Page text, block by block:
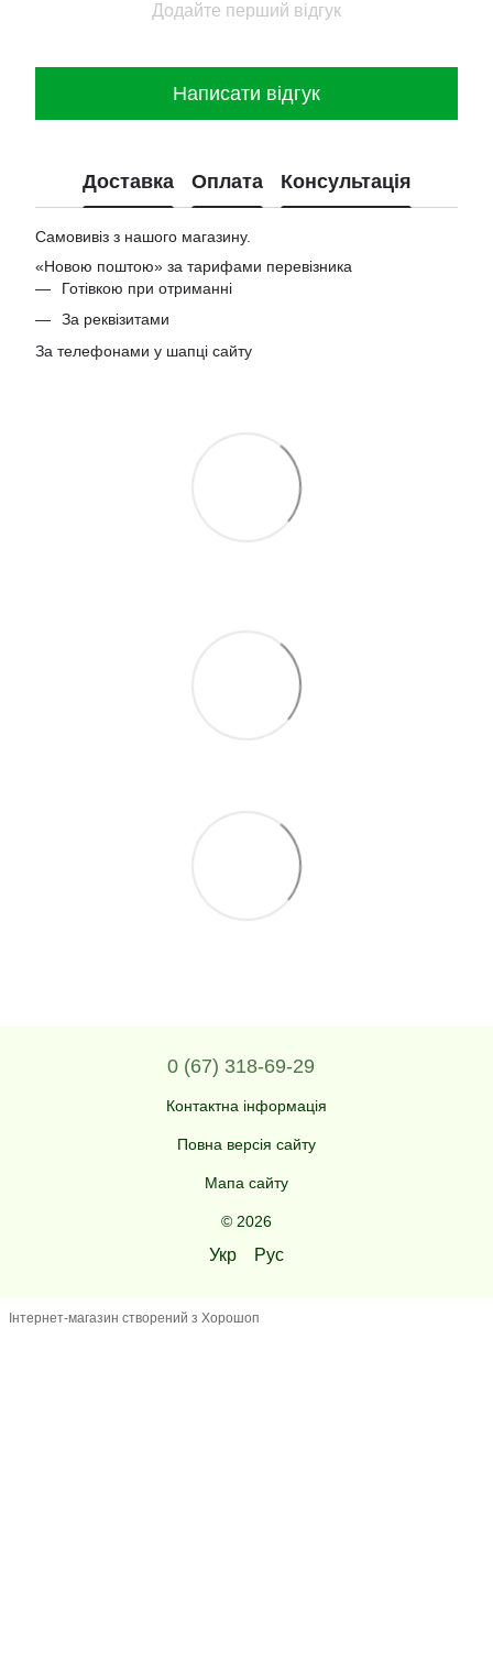
Додайте перший відгук
Написати відгук
Доставка Оплата Консультація
Самовивіз з нашого магазину.
«Новою поштою» за тарифами перевізника
Готівкою при отриманні
За реквізитами
За телефонами у шапці сайту
0 (67) 318-69-29
Контактна інформація
Повна версія сайту
Мапа сайту
© 2026
Укр Рус
Інтернет-магазин створений з Хорошоп